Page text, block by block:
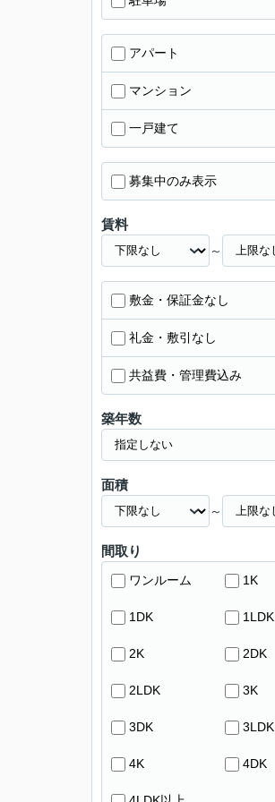
アパート
マンション
一戸建て
募集中のみ表示
賃料
～
敷金・保証金なし
礼金・敷引なし
共益費・管理費込み
築年数
面積
～
間取り
ワンルーム 1K
1DK 1LDK
2K 2DK
2LDK 3K
3DK 3LDK
4K 4DK